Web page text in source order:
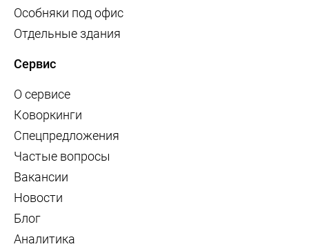
Особняки под офис
Отдельные здания
Сервис
О сервисе
Коворкинги
Спецпредложения
Частые вопросы
Вакансии
Новости
Блог
Аналитика